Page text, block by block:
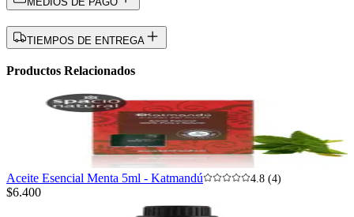
TIEMPOS DE ENTREGA
Productos Relacionados
Aceite Esencial Menta 5ml - Katmandú 4.8 (4)
$6.400